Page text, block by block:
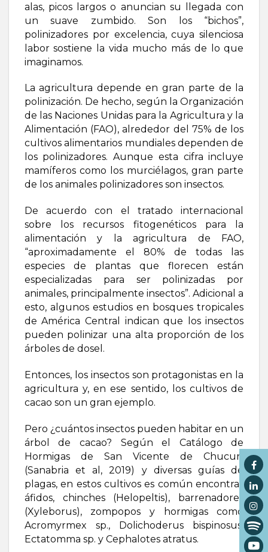
alas, picos largos o anuncian su llegada con
un suave zumbido. Son los “bichos”,
polinizadores por excelencia, cuya silenciosa
labor sostiene la vida mucho más de lo que
imaginamos.
La agricultura depende en gran parte de la
polinización. De hecho, según la Organización
de las Naciones Unidas para la Agricultura y la
Alimentación (FAO), alrededor del 75% de los
cultivos alimentarios mundiales dependen de
los polinizadores. Aunque esta cifra incluye
mamíferos como los murciélagos, gran parte
de los animales polinizadores son insectos.
De acuerdo con el tratado internacional
sobre los recursos fitogenéticos para la
alimentación y la agricultura de FAO,
“aproximadamente el 80% de todas las
especies de plantas que florecen están
especializadas para ser polinizadas por
animales, principalmente insectos”. Adicional a
esto, algunos estudios en bosques tropicales
de América Central indican que los insectos
pueden polinizar una alta proporción de los
árboles de dosel.
Entonces, los insectos son protagonistas en la
agricultura y, en ese sentido, los cultivos de
cacao son un gran ejemplo.
Pero ¿cuántos insectos pueden habitar en un
árbol de cacao? Según el Catálogo de
Hormigas de San Vicente de Chucurí
(Sanabria et al, 2019) y diversas guías de
plagas, en estos cultivos es común encontrar
áfidos, chinches (Helopeltis), barrenadores
(Xyleborus), zompopos y hormigas como
Acromyrmex sp., Dolichoderus bispinosus,
Ectatomma sp. y Cephalotes atratus.